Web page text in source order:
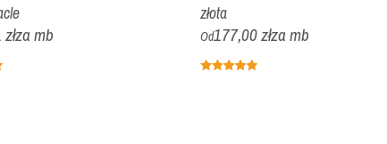
za mb
złota
Od177,00 złza mb